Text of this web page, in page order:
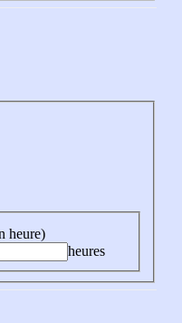
heure)
heures